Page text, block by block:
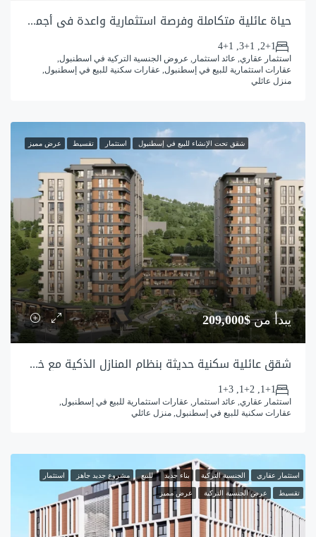
حياة عائلية متكاملة وفرصة استثمارية واعدة في أجمل مناطق اسطنبول
2+1, 3+1, 4+1
استثمار عقاري, عائد استثمار, عروض الجنسية التركية في اسطنبول,
عقارات استثمارية للبيع في إسطنبول, عقارات سكنية للبيع في إسطنبول,
منزل عائلي
شقق تحت الإنشاء للبيع في إسطنبول استثمار تقسيط عرض مميز
يبدأ من$209,000
شقق عائلية سكنية حديثة بنظام المنازل الذكية مع خدمات متكاملة
1+1, 1+2, 1+3
استثمار عقاري, عائد استثمار, عقارات استثمارية للبيع في إسطنبول,
عقارات سكنية للبيع في إسطنبول, منزل عائلي
استثمار عقاري الجنسية التركية بناء جديد للبيع مشروع جديد جاهز استثمار
تقسيط عرض الجنسية التركية عرض مميز